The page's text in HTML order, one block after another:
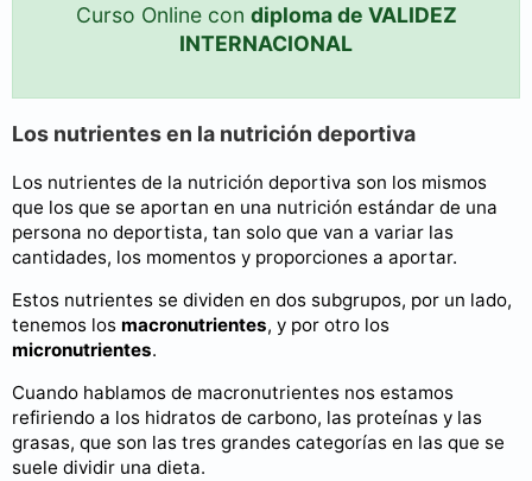
Curso Online con diploma de VALIDEZ
INTERNACIONAL
Los nutrientes en la nutrición deportiva
Los nutrientes de la nutrición deportiva son los mismos
que los que se aportan en una nutrición estándar de una
persona no deportista, tan solo que van a variar las
cantidades, los momentos y proporciones a aportar.
Estos nutrientes se dividen en dos subgrupos, por un lado,
tenemos los macronutrientes, y por otro los
micronutrientes.
Cuando hablamos de macronutrientes nos estamos
refiriendo a los hidratos de carbono, las proteínas y las
grasas, que son las tres grandes categorías en las que se
suele dividir una dieta.